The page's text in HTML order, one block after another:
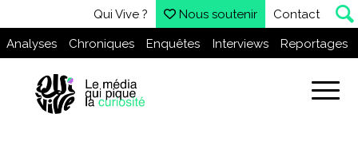
Qui Vive ? Nous soutenir Contact
Analyses Chroniques Enquêtes Interviews Reportages